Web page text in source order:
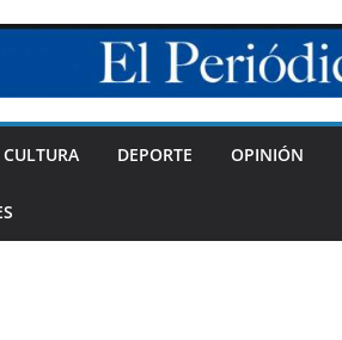
CULTURA DEPORTE OPINIÓN